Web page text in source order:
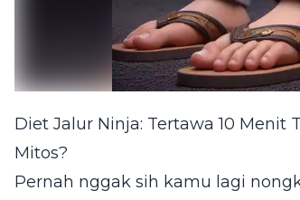
Diet Jalur Ninja: Tertawa 10 Menit
Mitos?
Pernah nggak sih kamu lagi